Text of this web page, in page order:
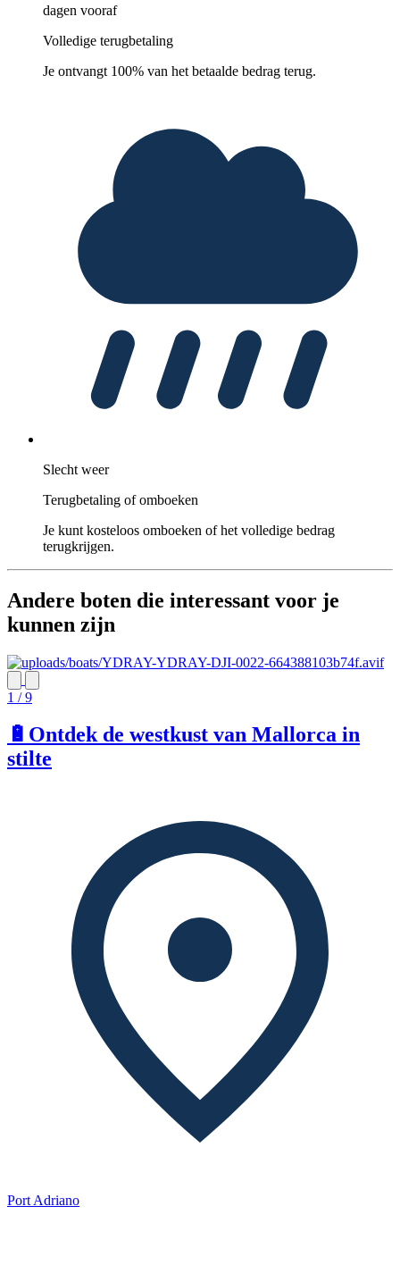
dagen vooraf
Volledige terugbetaling
Je ontvangt 100% van het betaalde bedrag terug.
Slecht weer
Terugbetaling of omboeken
Je kunt kosteloos omboeken of het volledige bedrag
terugkrijgen.
Andere boten die interessant voor je
kunnen zijn
1 / 9
🔋Ontdek de westkust van Mallorca in
stilte
Port Adriano